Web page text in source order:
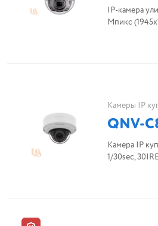
IP-камера
Мпикс
Камеры IP
QNV-
Камера IP
1/30sec,